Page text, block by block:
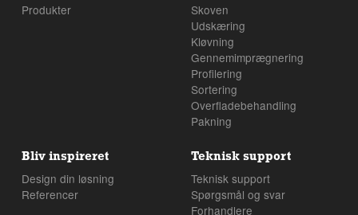
Produkter
Skoven
Udskæring
Kløvning
Gennemimprægnering
Profilering
Sortering
Overfladebehandling
Pakning
Bliv inspireret
Design din løsning
Referencer
Teknisk support
Teknisk support
Spørgsmål og svar
Forhandlere